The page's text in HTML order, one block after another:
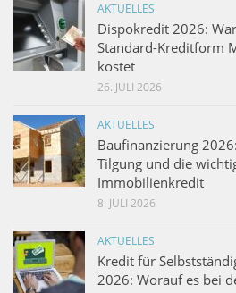
AKTUELLES
Dispokredit 2026:
Standard-Kreditform
kostet
26. JULI 2026
AKTUELLES
Baufinanzierung
Tilgung und die
Immobilienkredit
8. JULI 2026
AKTUELLES
Kredit für
2026: Worauf es bei